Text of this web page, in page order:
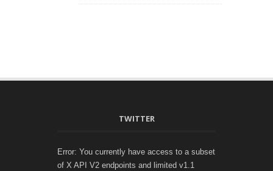
TWITTER
Error: You currently have access to a subset
of X API V2 endpoints and limited v1.1